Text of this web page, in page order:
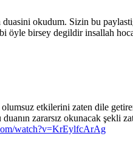
okudum. Sizin bu
öyle birsey degildir insallah
etkilerini zaten dile
zararsız okunacak şekli
watch?v=KrEylfcArAg